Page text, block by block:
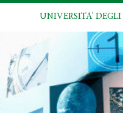
UNIVERSITA'